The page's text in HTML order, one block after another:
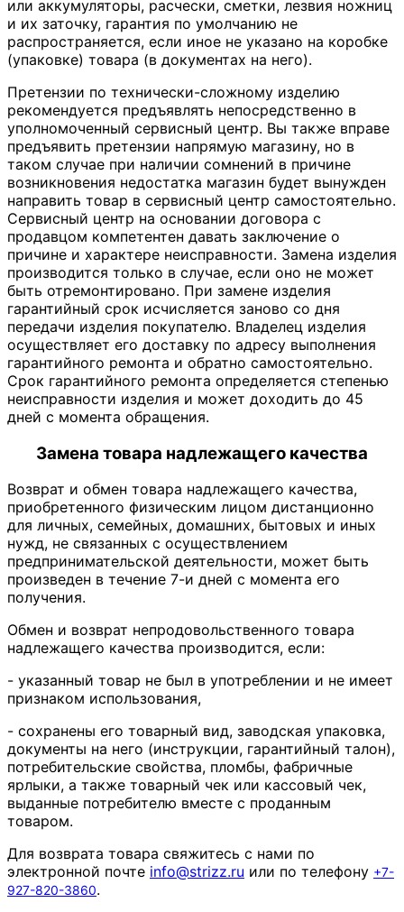
или аккумуляторы, расчески, сметки, лезвия ножниц
и их заточку, гарантия по умолчанию не
распространяется, если иное не указано на коробке
(упаковке) товара (в документах на него).
Претензии по технически-сложному изделию
рекомендуется предъявлять непосредственно в
уполномоченный сервисный центр. Вы также вправе
предъявить претензии напрямую магазину, но в
таком случае при наличии сомнений в причине
возникновения недостатка магазин будет вынужден
направить товар в сервисный центр самостоятельно.
Сервисный центр на основании договора с
продавцом компетентен давать заключение о
причине и характере неисправности. Замена изделия
производится только в случае, если оно не может
быть отремонтировано. При замене изделия
гарантийный срок исчисляется заново со дня
передачи изделия покупателю. Владелец изделия
осуществляет его доставку по адресу выполнения
гарантийного ремонта и обратно самостоятельно.
Срок гарантийного ремонта определяется степенью
неисправности изделия и может доходить до 45
дней с момента обращения.
Замена товара надлежащего качества
Возврат и обмен товара надлежащего качества,
приобретенного физическим лицом дистанционно
для личных, семейных, домашних, бытовых и иных
нужд, не связанных с осуществлением
предпринимательской деятельности, может быть
произведен в течение 7-и дней с момента его
получения.
Обмен и возврат непродовольственного товара
надлежащего качества производится, если:
- указанный товар не был в употреблении и не имеет
признаком использования,
- сохранены его товарный вид, заводская упаковка,
документы на него (инструкции, гарантийный талон),
потребительские свойства, пломбы, фабричные
ярлыки, а также товарный чек или кассовый чек,
выданные потребителю вместе с проданным
товаром.
Для возврата товара свяжитесь с нами по
электронной почте info@strizz.ru или по телефону +7-
927-820-3860.